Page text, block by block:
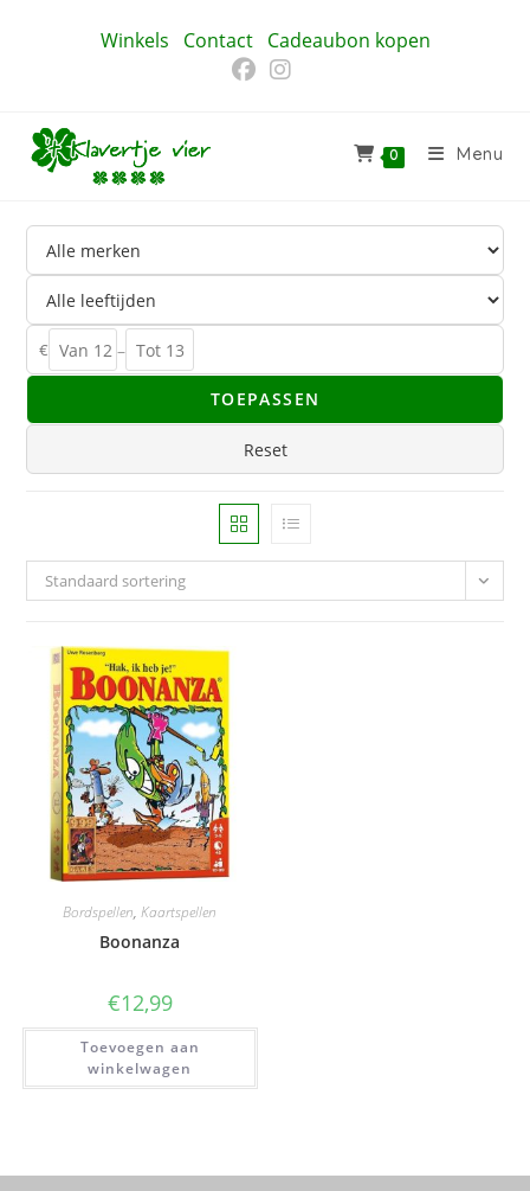
Winkels Contact Cadeaubon kopen
0 Menu
€ –
TOEPASSEN
Reset
Standaard sortering
Bordspellen,Kaartspellen
Boonanza
€12,99
Toevoegen aan
winkelwagen